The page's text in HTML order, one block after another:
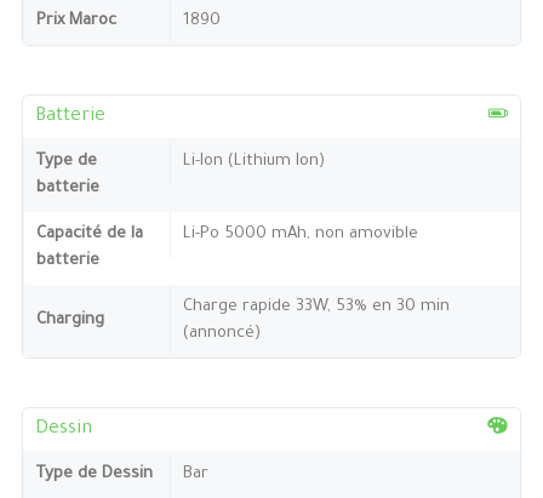
Prix Maroc 1890
Batterie
Type de
batterie
Li-Ion (Lithium Ion)
Capacité de la
batterie
Li-Po 5000 mAh, non amovible
Charging
Charge rapide 33W, 53% en 30 min
(annoncé)
Dessin
Type de Dessin Bar